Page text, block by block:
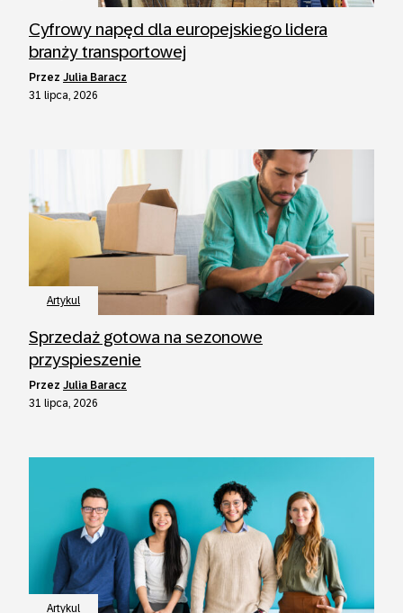
Cyfrowy napęd dla europejskiego lidera
branży transportowej
przez Julia Baracz
31 lipca, 2026
Artykul
Sprzedaż gotowa na sezonowe
przyspieszenie
przez Julia Baracz
31 lipca, 2026
Artykul